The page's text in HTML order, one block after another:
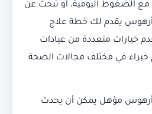
الضغوط اليومية، أو تبحث عن
يقدم لك خطة علاج
خيارات متعددة من عيادات
في مختلف مجالات الصحة
أرهوس مؤهل يمكن أن يحدث